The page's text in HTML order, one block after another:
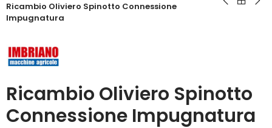
Ricambio Oliviero Spinotto Connessione
Impugnatura
Ricambio Oliviero Spinotto
Connessione Impugnatura